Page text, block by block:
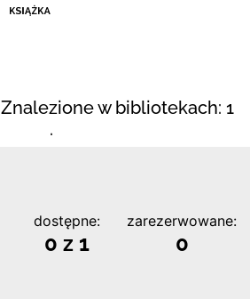
Znalezione w bibliotekach: 1
.
dostępne:
0 z 1
zarezerwowane:
0